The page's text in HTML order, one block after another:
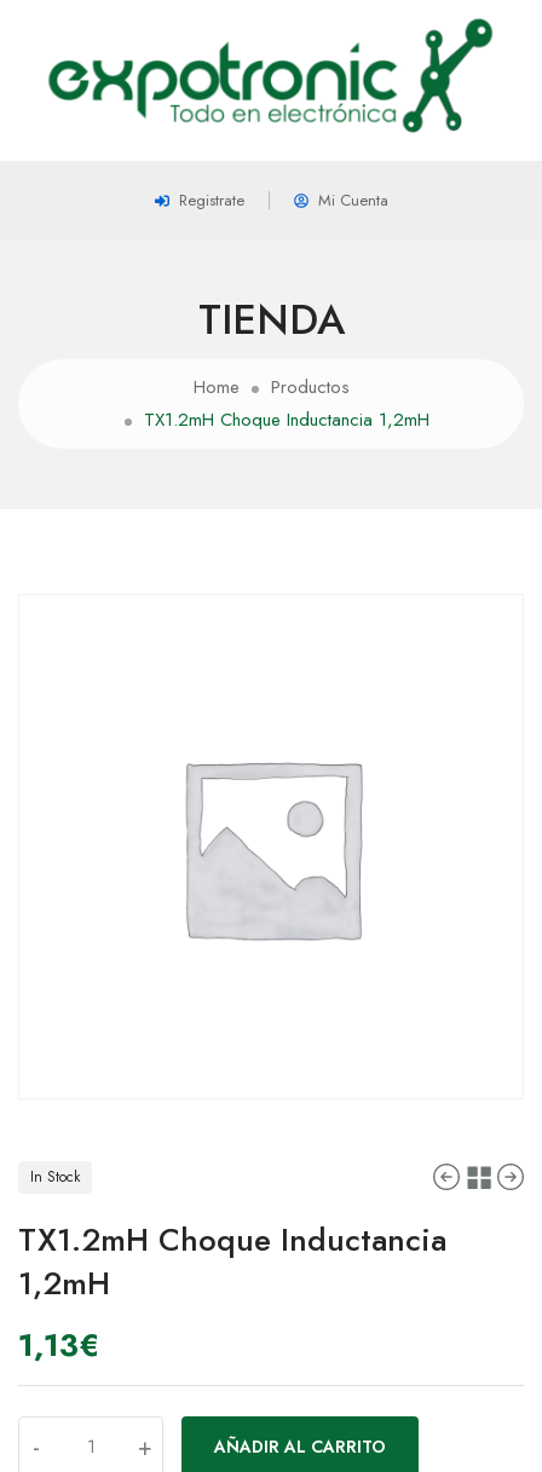
Registrate Mi Cuenta
TIENDA
Home
Productos
TX1.2mH Choque Inductancia 1,2mH
In Stock
TX1.2mH Choque Inductancia
1,2mH
1,13€
- + AÑADIR AL CARRITO